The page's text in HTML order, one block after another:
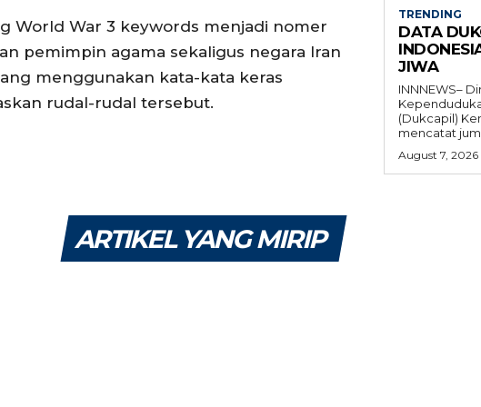
World War 3 keywords menjadi nomer
pemimpin agama sekaligus negara Iran
menggunakan kata-kata keras
rudal-rudal tersebut.
TRENDING
DATA
JIWA
INNNEWS–
(Dukcapil)
mencatat
August 7, 2026
ARTIKEL YANG MIRIP